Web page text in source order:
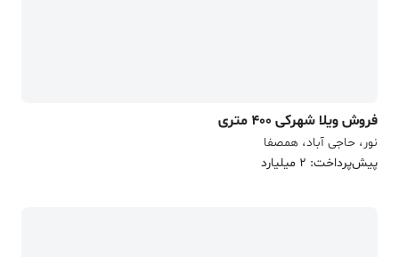
فروش ویلا شهرکی 400 متری
نور، حاجی آباد، همصفا
پیش‌پرداخت: 2 میلیارد